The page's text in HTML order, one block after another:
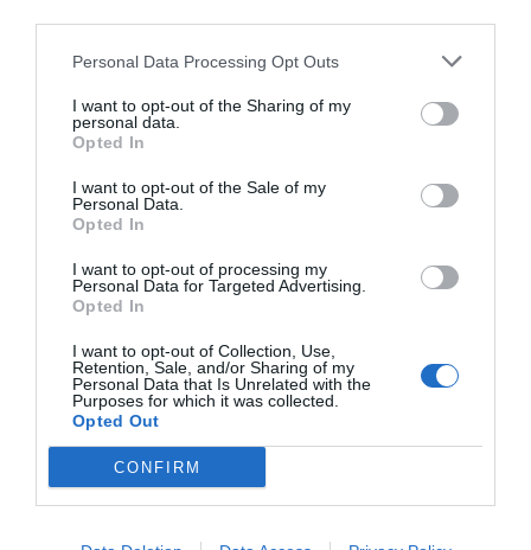
Personal Data Processing Opt Outs
I want to opt-out of the Sharing of my
personal data.
Opted In
I want to opt-out of the Sale of my
Personal Data.
Opted In
I want to opt-out of processing my
Personal Data for Targeted Advertising.
Opted In
I want to opt-out of Collection, Use,
Retention, Sale, and/or Sharing of my
Personal Data that Is Unrelated with the
Purposes for which it was collected.
Opted Out
CONFIRM
še nekaj obtožb, med drugim naj bi od
premožnega prijatelja leta 2013 dobil posojilo
v višini 50.000 evrov brez obresti, časnik Le
eden ali več neznanih ljudi od leta 2012 kupil
za 48.500 evrov oblek iz elitne krojaške
trgovine Arnys v Parizu.
V pogovoru za časnik Le Echos je Fillon v
soboto priznal, da mu je prijatelj kupil nekaj
oblek. "Prijatelj mi je februarja dal nekaj oblek.
Pa kaj?" je dejal v odgovoru na vprašanje glede
dveh oblek v skupni vrednosti 13.000 evrov, ki
naj bi ju prejel minuli mesec.